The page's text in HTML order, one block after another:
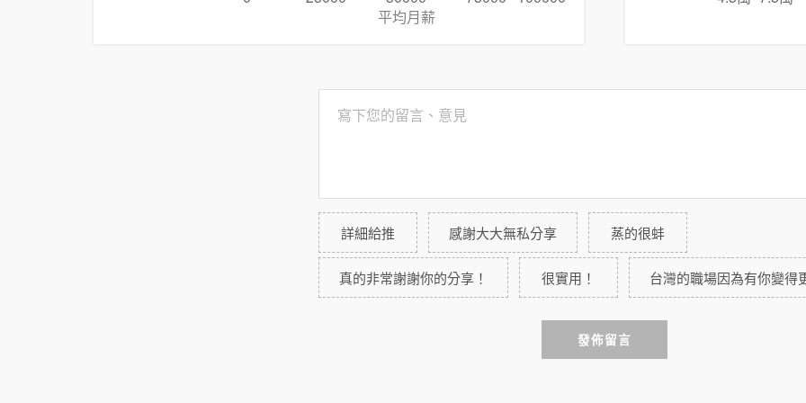
平均月薪
詳細給推 感謝大大無私分享 蒸的很蚌
真的非常謝謝你的分享！ 很實用！ 台灣的職場因為有你變得
發佈留言